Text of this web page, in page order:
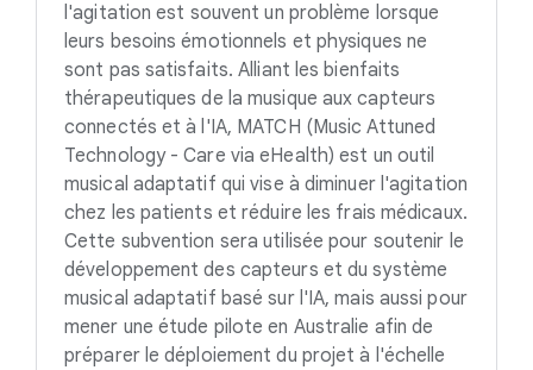
l'agitation est souvent un problème lorsque
leurs besoins émotionnels et physiques ne
sont pas satisfaits. Alliant les bienfaits
thérapeutiques de la musique aux capteurs
connectés et à l'IA, MATCH (Music Attuned
Technology - Care via eHealth) est un outil
musical adaptatif qui vise à diminuer l'agitation
chez les patients et réduire les frais médicaux.
Cette subvention sera utilisée pour soutenir le
développement des capteurs et du système
musical adaptatif basé sur l'IA, mais aussi pour
mener une étude pilote en Australie afin de
préparer le déploiement du projet à l'échelle